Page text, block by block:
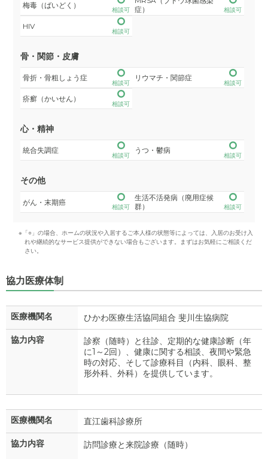
梅毒（ばいどく）
相談可
症）
相談可
HIV
相談可
骨・関節・皮膚
骨折・骨粗しょう症
相談可
リウマチ・関節症
相談可
疥癬（かいせん）
相談可
心・精神
統合失調症
相談可
うつ・鬱病
相談可
その他
がん・末期癌
相談可
生活不活発病（廃用症候
群）
相談可
※「○」の場合、ホームの状況や入居するご本人様の状態等によっては、入居のお受け入
れや継続的なサービス提供ができない場合もございます。まずはお気軽にご相談くだ
さい。
協力医療体制
医療機関名 ひかわ医療生活協同組合 斐川生協病院
協力内容
診察（随時）と往診、定期的な健康診断（年
に1～2回）、健康に関する相談、夜間や緊急
時の対応、そして診療科目（内科、眼科、整
形外科、外科）を提供しています。
医療機関名 直江歯科診療所
協力内容 訪問診療と来院診療（随時）